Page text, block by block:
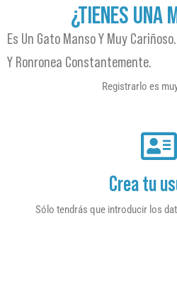
¿TIENES UNA
Es Un Gato Manso Y Muy
Y Ronronea Constantemente.
Registrarlo es
Crea tu
Sólo tendrás que introducir los